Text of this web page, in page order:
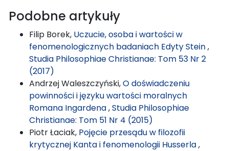
Podobne artykuły
Filip Borek, Uczucie, osoba i wartości w
fenomenologicznych badaniach Edyty Stein,
Studia Philosophiae Christianae: Tom 53 Nr 2
(2017)
Andrzej Waleszczyński,O doświadczeniu
powinności i języku wartości moralnych
Romana Ingardena,Studia Philosophiae
Christianae: Tom 51 Nr 4 (2015)
Piotr Łaciak, Pojęcie przesądu w filozofii
krytycznej Kanta i fenomenologii Husserla,